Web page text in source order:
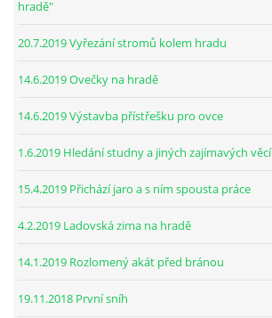
hradě"
20.7.2019 Vyřezání stromů kolem hradu
14.6.2019 Ovečky na hradě
14.6.2019 Výstavba přístřešku pro ovce
1.6.2019 Hledání studny a jiných zajímavých věcí
15.4.2019 Přichází jaro a s ním spousta práce
4.2.2019 Ladovská zima na hradě
14.1.2019 Rozlomený akát před bránou
19.11.2018 První sníh